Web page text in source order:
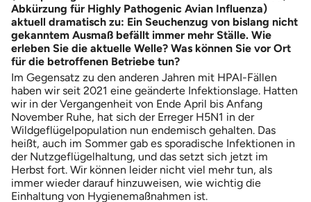
Abkürzung für Highly Pathogenic Avian Influenza)
aktuell dramatisch zu: Ein Seuchenzug von bislang nicht
gekanntem Ausmaß befällt immer mehr Ställe. Wie
erleben Sie die aktuelle Welle? Was können Sie vor Ort
für die betroffenen Betriebe tun?
Im Gegensatz zu den anderen Jahren mit HPAI-Fällen
haben wir seit 2021 eine geänderte Infektionslage. Hatten
wir in der Vergangenheit von Ende April bis Anfang
November Ruhe, hat sich der Erreger H5N1 in der
Wildgeflügelpopulation nun endemisch gehalten. Das
heißt, auch im Sommer gab es sporadische Infektionen in
der Nutzgeflügelhaltung, und das setzt sich jetzt im
Herbst fort. Wir können leider nicht viel mehr tun, als
immer wieder darauf hinzuweisen, wie wichtig die
Einhaltung von Hygienemaßnahmen ist.